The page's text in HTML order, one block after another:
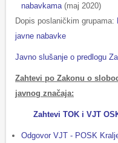
nabavkama (maj 2020)
Dopis poslaničkim grupama:
javne nabavke
Javno slušanje o predlogu
Zahtevi po Zakonu o
javnog značaja:
Zahtevi TOK i VJT
Odgovor VJT - POSK